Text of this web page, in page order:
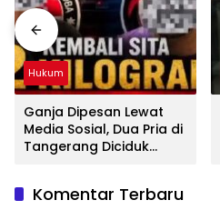
Hukum
Ganja Dipesan Lewat
Media Sosial, Dua Pria di
Tangerang Diciduk
Komentar Terbaru